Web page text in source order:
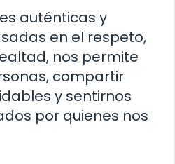
auténticas y
en el respeto,
nos permite
compartir
y sentirnos
por quienes nos